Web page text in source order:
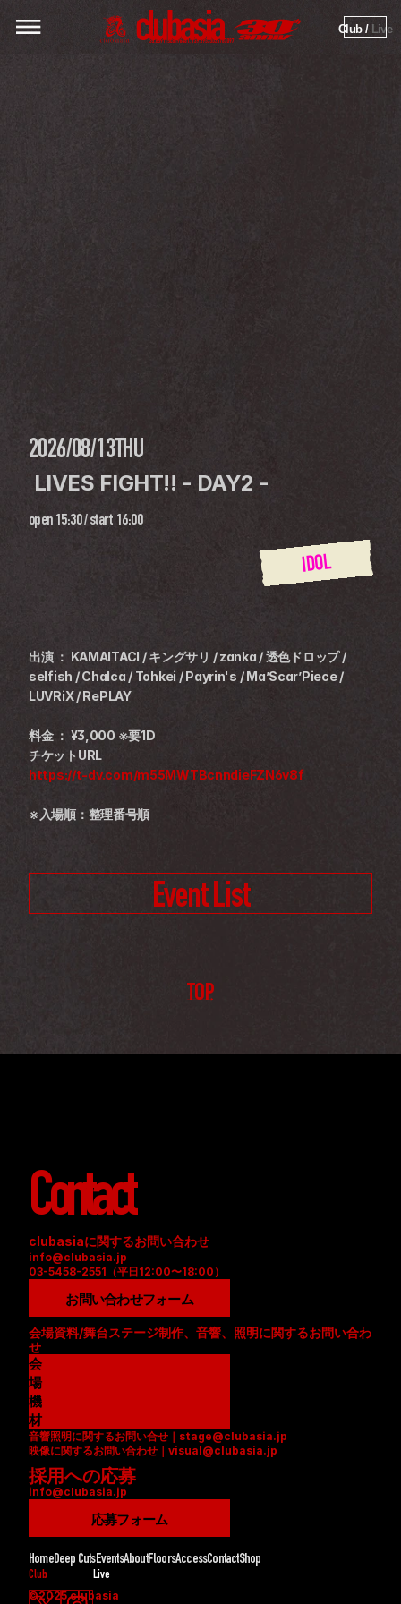
Club / Live
2026/08/13THU
LIVES FIGHT!! - DAY2 -
open 15:30 / start 16:00
IDOL
出演 ： KAMAITACI / キングサリ / zanka / 透色ドロップ /
selfish / Chalca / Tohkei / Payrin's / Ma’Scar’Piece /
LUVRiX / RePLAY
料金 ： ¥3,000 ※要1D
チケットURL
https://t-dv.com/m55MWTBcnndieFZN6v8f
※入場順：整理番号順
Event List
TOP
Contact
clubasiaに関するお問い合わせ
info@clubasia.jp
03-5458-2551（平日12:00〜18:00）
お問い合わせフォーム
会場資料/舞台ステージ制作、音響、照明に関するお問い合わ
せ
会
場
資
料
(
P
D
F
機
材
リ
ス
ト
(
D
F
)
音響照明に関するお問い合せ｜stage@clubasia.jp
映像に関するお問い合わせ｜visual@clubasia.jp
採用への応募
info@clubasia.jp
応募フォーム
HomeDeep CutsEventsAboutFloorsAccessContactShop
Club Live
©2025 clubasia